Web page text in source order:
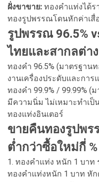
ฝั่งขาขาย: ทองคำแท่งได้ร
ทองรูปพรรณโดนหักค่าเ
รูปพรรณ 96.5%
ไทยและสากลต่า
ทองคำ 96.5% (มาตรฐาน
งานเครื่องประดับและกา
ทองคำ 99.9% / 99.99% (
มีความนิ่ม ไม่เหมาะทำเ
ทองแท่งอินเตอร์
ขายคืนทองรูปพร
ต่ำกว่าซื้อใหม่กี่
1. ทองคำแท่ง หนัก 1 บา
ทองคำแท่งหนัก 1 บาท หัก